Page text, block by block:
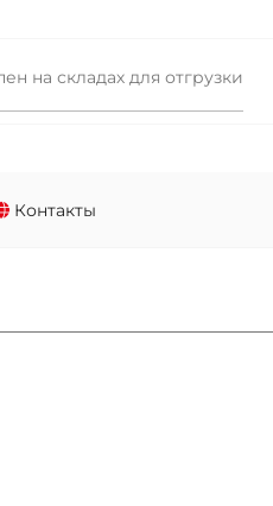
на складах для отгрузки
Контакты